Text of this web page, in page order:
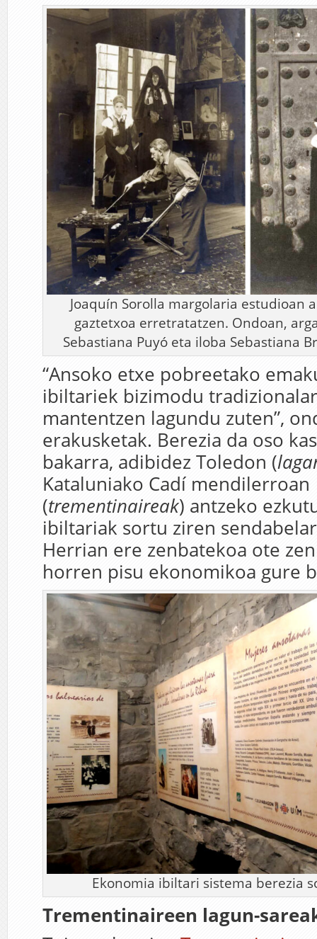
Joaquín Sorolla margolaria estudioan
gaztetxoa erretratatzen. Ondoan,
Sebastiana Puyó eta iloba Sebastiana
“Ansoko etxe pobreetako
ibiltariek bizimodu
mantentzen lagundu zuten”,
erakusketak. Berezia da oso
bakarra, adibidez Toledon (
Kataluniako Cadí mendilerroan
(trementinaireak) antzeko
ibiltariak sortu ziren
Herrian ere zenbatekoa ote
horren pisu ekonomikoa gure
Ekonomia ibiltari sistema berezia
Trementinaireen lagun-